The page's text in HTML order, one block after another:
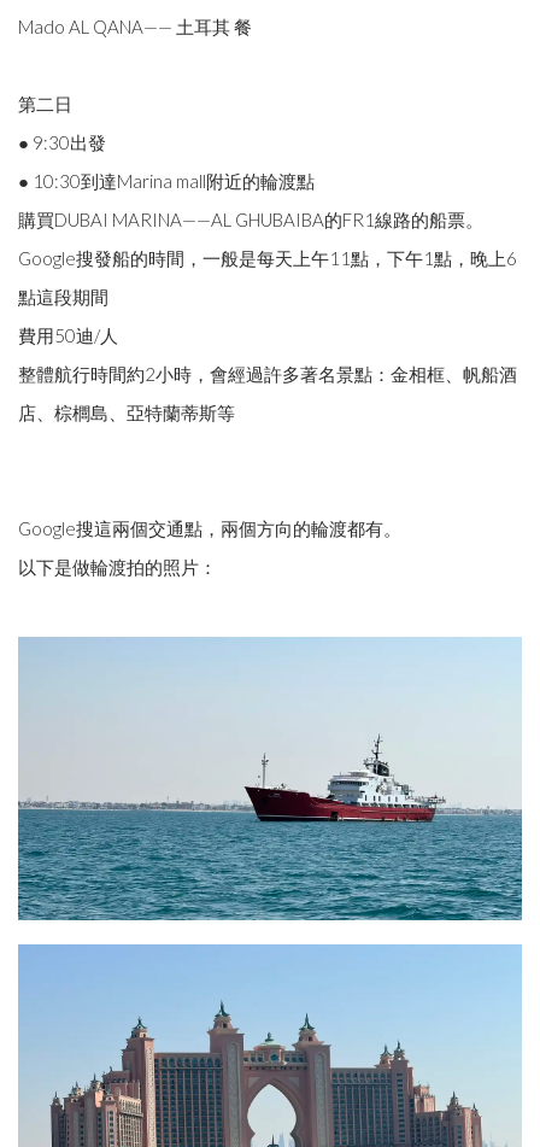
Mado AL QANA—— 土耳其 餐
第二日
● 9:30出發
● 10:30到達Marina mall附近的輪渡點
購買DUBAI MARINA——AL GHUBAIBA的FR1線路的船票。
Google搜發船的時間，一般是每天上午11點，下午1點，晚上6
點這段期間
費用50迪/人
整體航行時間約2小時，會經過許多著名景點：金相框、帆船酒
店、棕櫚島、亞特蘭蒂斯等
Google搜這兩個交通點，兩個方向的輪渡都有。
以下是做輪渡拍的照片：